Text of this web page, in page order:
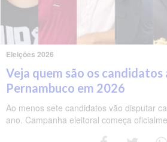
Eleições 2026
Veja quem são os
Pernambuco em 2026
Ao menos sete candidatos vão disputar
ano. Campanha eleitoral começa